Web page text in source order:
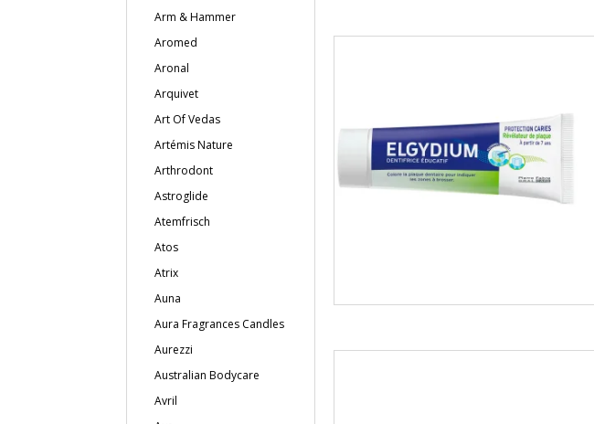
Arm & Hammer
Aromed
Aronal
Arquivet
Art Of Vedas
Artémis Nature
Arthrodont
Astroglide
Atemfrisch
Atos
Atrix
Auna
Aura Fragrances Candles
Aurezzi
Australian Bodycare
Avril